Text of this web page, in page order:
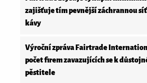
zajišťuje tím pevnější záchrannou
kávy
Výroční zpráva Fairtrade
počet firem zavazujících se k
pěstitele